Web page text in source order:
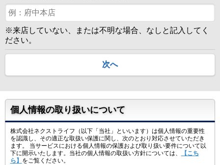
※来店していない、または不明な場合、なしと記入してく
ださい。
次へ
個人情報の取り扱いについて
株式会社ネクストライフ（以下「当社」といいます）は個人情報の重要性
を認識し、その適正な取扱い保護に関し、次のとおり対応させていただき
ます。 当サービスにおける個人情報の保護および取り扱い要件について以
下に開示いたします。当社の個人情報の取扱い方針については、
【こち
ら】
をご覧ください。